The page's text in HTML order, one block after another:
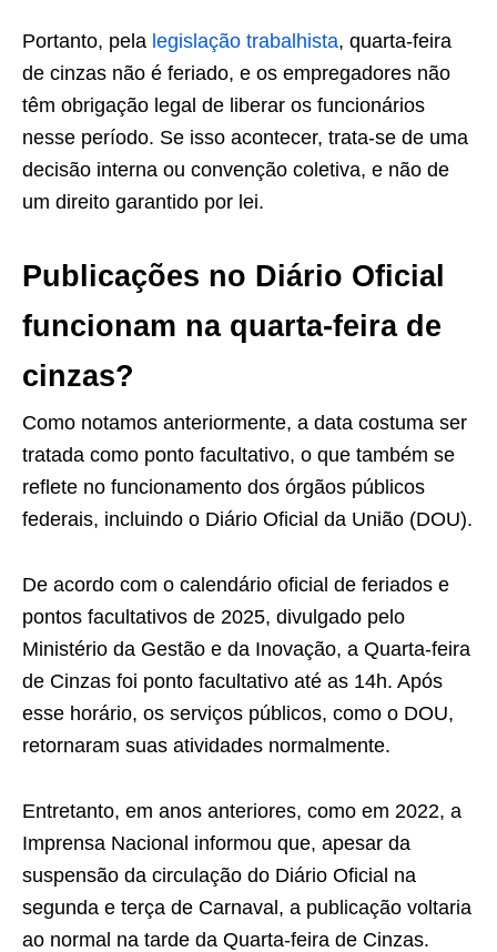
Portanto, pela legislação trabalhista, quarta-feira
de cinzas não é feriado, e os empregadores não
têm obrigação legal de liberar os funcionários
nesse período. Se isso acontecer, trata-se de uma
decisão interna ou convenção coletiva, e não de
um direito garantido por lei.
Publicações no Diário Oficial
funcionam na quarta-feira de
cinzas?
Como notamos anteriormente, a data costuma ser
tratada como ponto facultativo, o que também se
reflete no funcionamento dos órgãos públicos
federais, incluindo o Diário Oficial da União (DOU).
De acordo com o calendário oficial de feriados e
pontos facultativos de 2025, divulgado pelo
Ministério da Gestão e da Inovação, a Quarta-feira
de Cinzas foi ponto facultativo até as 14h. Após
esse horário, os serviços públicos, como o DOU,
retornaram suas atividades normalmente.
Entretanto, em anos anteriores, como em 2022, a
Imprensa Nacional informou que, apesar da
suspensão da circulação do Diário Oficial na
segunda e terça de Carnaval, a publicação voltaria
ao normal na tarde da Quarta-feira de Cinzas.